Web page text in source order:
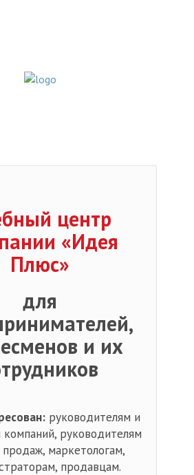
центр
«Идея
Плюс»
для
и их
руководителям и
компаний, руководителям
маркетологам,
продавцам.